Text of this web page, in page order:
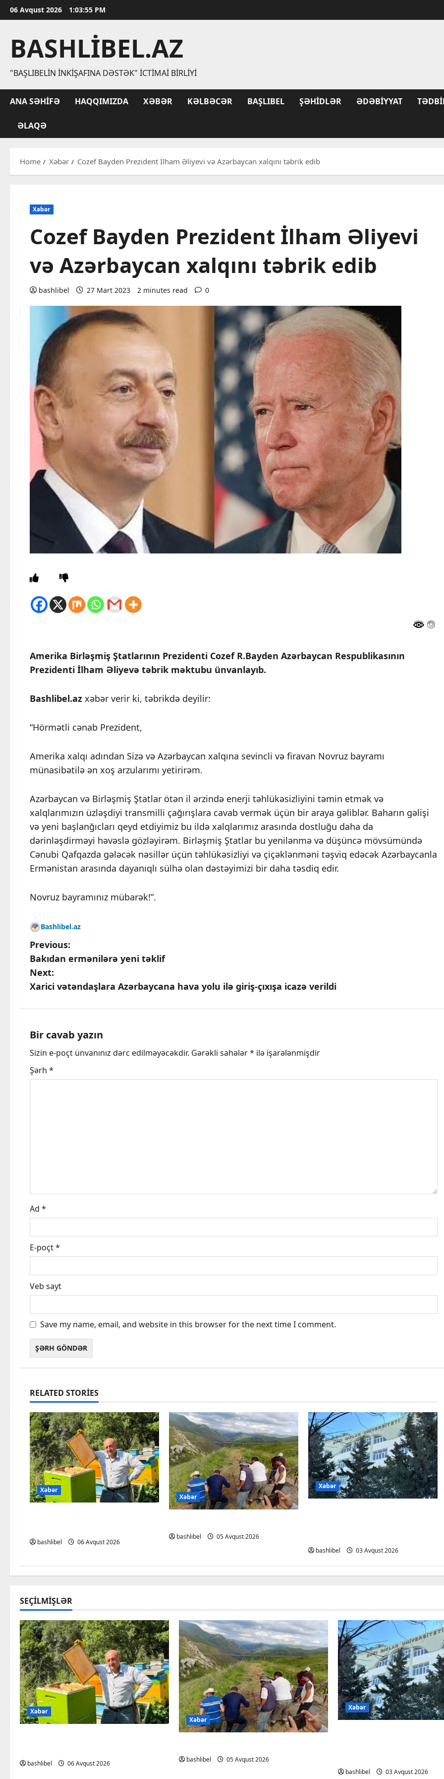
Skip
to
06 Avqust 2026 1:03:56 PM
BASHLIBEL.AZ
"BAŞLIBELIN İNKIŞAFINA DƏSTƏK" İCTIMAI BIRLIYI
ANA SƏHIFƏ HAQQIMIZDA XƏBƏR KƏLBƏCƏR BAŞLIBEL ŞƏHIDLƏR ƏDƏBIYYAT
ƏLAQƏ
Home Xəbər Cozef Bayden Prezident İlham Əliyevi və Azərbaycan xalqını təbrik edib
Xəbər
Cozef Bayden Prezident İlham Əliyevi
və Azərbaycan xalqını təbrik edib
bashlibel 27 Mart 2023 2 minutes read 0
Amerika Birləşmiş Ştatlarının Prezidenti Cozef R.Bayden Azərbaycan Respublikasının
Prezidenti İlham Əliyevə təbrik məktubu ünvanlayıb.
Bashlibel.az xəbər verir ki, təbrikdə deyilir:
“Hörmətli cənab Prezident,
Amerika xalqı adından Sizə və Azərbaycan xalqına sevincli və firavan Novruz bayramı
münasibətilə ən xoş arzularımı yetirirəm.
Azərbaycan və Birləşmiş Ştatlar ötən il ərzində enerji təhlükəsizliyini təmin etmək və
xalqlarımızın üzləşdiyi transmilli çağırışlara cavab vermək üçün bir araya gəliblər. Baharın gəlişi
və yeni başlanğıcları qeyd etdiyimiz bu ildə xalqlarımız arasında dostluğu daha da
dərinləşdirməyi həvəslə gözləyirəm. Birləşmiş Ştatlar bu yenilənmə və düşüncə mövsümündə
Cənubi Qafqazda gələcək nəsillər üçün təhlükəsizliyi və çiçəklənməni təşviq edəcək Azərbaycanla
Ermənistan arasında dayanıqlı sülhə olan dəstəyimizi bir daha təsdiq edir.
Novruz bayramınız mübarək!”.
Bashlibel.az
P
o
s
n
a
v
o
n
Previous:
Bakıdan ermənilərə yeni təklif
Next:
Xarici vətəndaşlara Azərbaycana hava yolu ilə giriş-çıxışa icazə verildi
Bir cavab yazın
Sizin e-poçt ünvanınız dərc edilməyəcəkdir. Gərəkli sahələr* ilə işarələnmişdir
Şərh *
Ad *
E-poçt*
Veb sayt
Save my name, email, and website in this browser for the next time I comment.
RELATED STORIES
Xəbər
bashlibel 06 Avqust 2026
Xəbər
bashlibel 05 Avqust 2026
Xəbər
bashlibel 03 Avqust 2026
SEÇILMIŞLƏR
Xəbər
bashlibel 06 Avqust 2026
Xəbər
bashlibel 05 Avqust 2026
Xəbər
bashlibel 03 Avqust 2026